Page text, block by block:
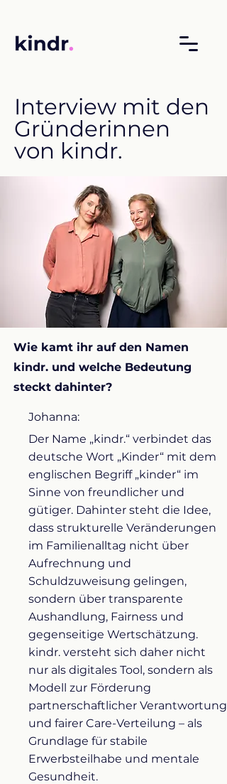
Interview mit den
Gründerinnen
von kindr.
Wie kamt ihr auf den Namen
kindr. und welche Bedeutung
steckt dahinter?
Johanna:
Der Name „kindr.“ verbindet das
deutsche Wort „Kinder“ mit dem
englischen Begriff „kinder“ im
Sinne von freundlicher und
gütiger. Dahinter steht die Idee,
dass strukturelle Veränderungen
im Familienalltag nicht über
Aufrechnung und
Schuldzuweisung gelingen,
sondern über transparente
Aushandlung, Fairness und
gegenseitige Wertschätzung.
kindr. versteht sich daher nicht
nur als digitales Tool, sondern als
Modell zur Förderung
partnerschaftlicher Verantwortung
und fairer Care-Verteilung – als
Grundlage für stabile
Erwerbsteilhabe und mentale
Gesundheit.